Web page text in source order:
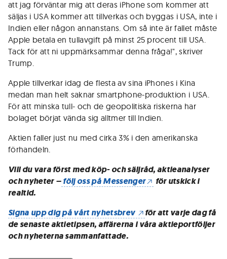
att jag förväntar mig att deras iPhone som kommer att
säljas i USA kommer att tillverkas och byggas i USA, inte i
Indien eller någon annanstans. Om så inte är fallet måste
Apple betala en tullavgift på minst 25 procent till USA.
Tack för att ni uppmärksammar denna fråga!", skriver
Trump.
Apple tillverkar idag de flesta av sina iPhones i Kina
medan man helt saknar smartphone-produktion i USA.
För att minska tull- och de geopolitiska riskerna har
bolaget börjat vända sig alltmer till Indien.
Aktien faller just nu med cirka 3% i den amerikanska
förhandeln.
Vill du vara först med köp- och säljråd, aktieanalyser
och nyheter –följ oss på Messenger
för utskick i
realtid.
Signa upp dig på vårt nyhetsbrev
för att varje dag få
de senaste aktietipsen, affärerna i våra aktieportföljer
och nyheterna sammanfattade.